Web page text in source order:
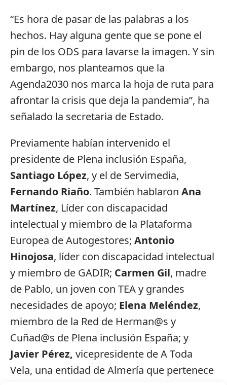
“Es hora de pasar de las palabras a los
hechos. Hay alguna gente que se pone el
pin de los ODS para lavarse la imagen. Y sin
embargo, nos planteamos que la
Agenda2030 nos marca la hoja de ruta para
afrontar la crisis que deja la pandemia”, ha
señalado la secretaria de Estado.
Previamente habían intervenido el
presidente de Plena inclusión España,
Santiago López, y el de Servimedia,
Fernando Riaño. También hablaron Ana
Martínez, Líder con discapacidad
intelectual y miembro de la Plataforma
Europea de Autogestores; Antonio
Hinojosa, líder con discapacidad intelectual
y miembro de GADIR; Carmen Gil, madre
de Pablo, un joven con TEA y grandes
necesidades de apoyo; Elena Meléndez,
miembro de la Red de Herman@s y
Cuñad@s de Plena inclusión España; y
Javier Pérez, vicepresidente de A Toda
Vela, una entidad de Almería que pertenece